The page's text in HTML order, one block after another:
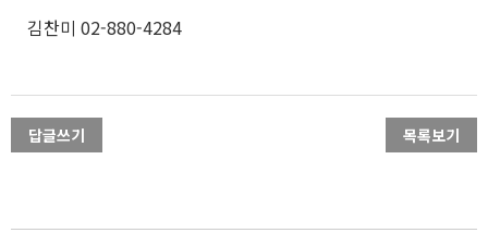
김찬미 02-880-4284
답글쓰기 목록보기